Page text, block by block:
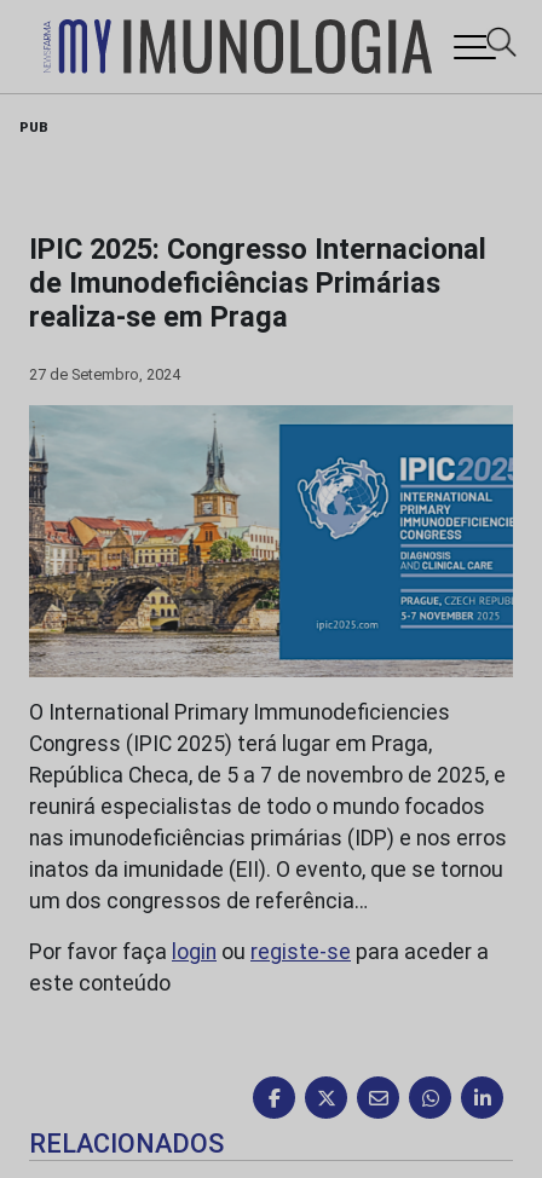
PUB
IPIC 2025: Congresso Internacional
de Imunodeficiências Primárias
realiza-se em Praga
27 de Setembro, 2024
O International Primary Immunodeficiencies
Congress (IPIC 2025) terá lugar em Praga,
República Checa, de 5 a 7 de novembro de 2025, e
reunirá especialistas de todo o mundo focados
nas imunodeficiências primárias (IDP) e nos erros
inatos da imunidade (EII). O evento, que se tornou
um dos congressos de referência…
Por favor faça login ou registe-se para aceder a
este conteúdo
RELACIONADOS